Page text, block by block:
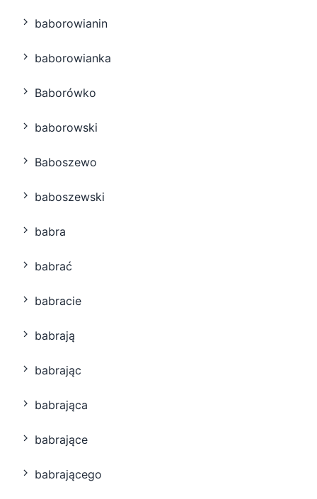
baborowianin
baborowianka
Baborówko
baborowski
Baboszewo
baboszewski
babra
babrać
babracie
babrają
babrając
babrająca
babrające
babrającego